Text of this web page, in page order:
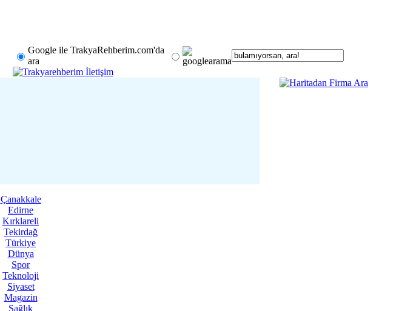
Google ile TrakyaRehberim.com'da
ara
Çanakkale
Edirne
Kırklareli
Tekirdağ
Türkiye
Dünya
Spor
Teknoloji
Siyaset
Magazin
Sağlık